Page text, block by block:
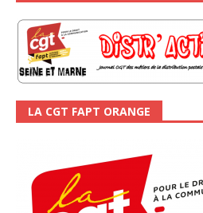
LA CGT FAPT ORANGE